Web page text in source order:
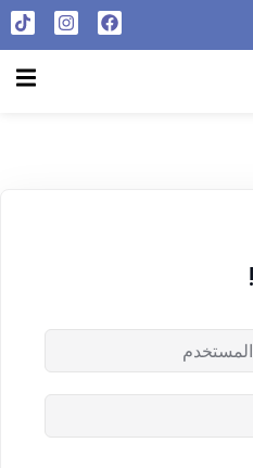
من نحن
التسجيل الآن
كلمة المرور الخاصة بك ؟